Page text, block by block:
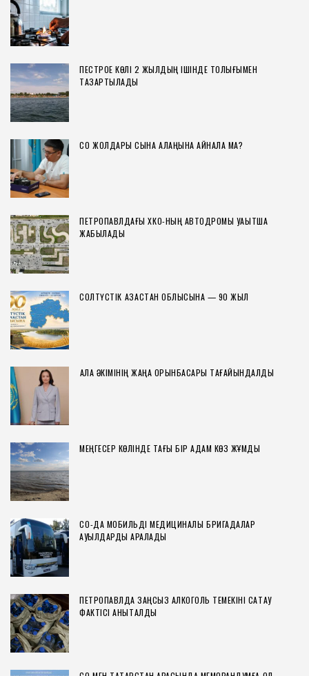
ПЕСТРОЕ КӨЛІ 2 ЖЫЛДЫҢ ІШІНДЕ ТОЛЫҒЫМЕН
ТАЗАРТЫЛАДЫ
СҚО ЖОЛДАРЫ СЫНАҚ АЛАҢЫНА АЙНАЛА МА?
ПЕТРОПАВЛДАҒЫ ХҚКО-НЫҢ АВТОДРОМЫ УАҚЫТША
ЖАБЫЛАДЫ
СОЛТҮСТІК ҚАЗАҚСТАН ОБЛЫСЫНА — 90 ЖЫЛ
ҚАЛА ӘКІМІНІҢ ЖАҢА ОРЫНБАСАРЫ ТАҒАЙЫНДАЛДЫ
МЕҢГЕСЕР КӨЛІНДЕ ТАҒЫ БІР АДАМ КӨЗ ЖҰМДЫ
СҚО-ДА МОБИЛЬДІ МЕДИЦИНАЛЫҚ БРИГАДАЛАР
АУЫЛДАРДЫ АРАЛАДЫ
ПЕТРОПАВЛДА ЗАҢСЫЗ АЛКОГОЛЬ ТЕМЕКІНІ САҚТАУ
ФАКТІСІ АНЫҚТАЛДЫ